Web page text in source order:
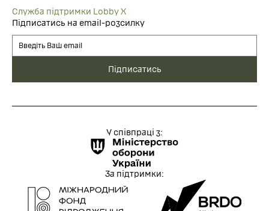
Служба підтримки Lobby X
Підписатись на email-розсилку
У співпраці з:
За підтримки: